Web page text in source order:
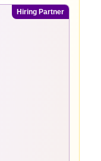
Hiring Partner